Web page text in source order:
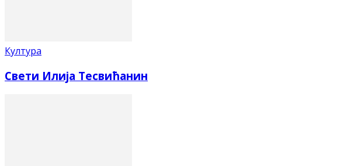
Култура
Свети Илија Тесвићанин